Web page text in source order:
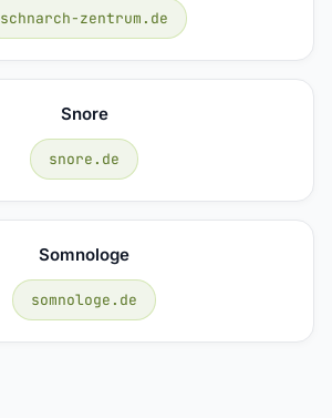
schnarch-zentrum.de
Snore
snore.de
Somnologe
somnologe.de